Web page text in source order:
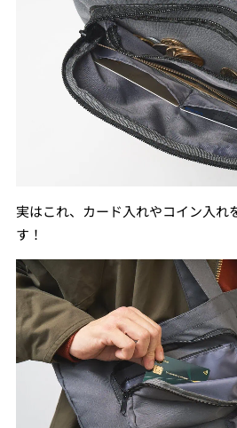
実はこれ、カード入れやコイン入れ
す！